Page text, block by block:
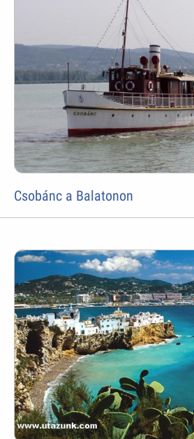
Csobánc a Balatonon